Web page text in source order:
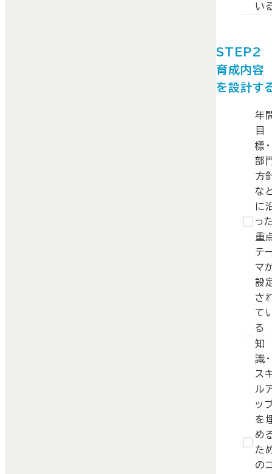
い
育成内容
を設計す
年
目
標・
部
方
な
に
っ
重
テ
マ
設
さ
て
る
知
識・
ス
ル
ッ
を
め
た
の